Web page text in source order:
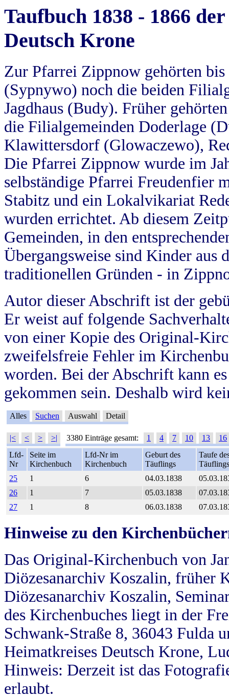
Taufbuch 1838 - 1866
Deutsch Krone
Zur Pfarrei Zippnow gehörten
(Sypnywo) noch die beiden
Jagdhaus (Budy). Früher
die Filialgemeinden Doderlage
Klawittersdorf (Glowaczewo),
Die Pfarrei Zippnow wurde im
selbständige Pfarrei Freudenfier
Stabitz und ein Lokalvikariat
wurden errichtet. Ab diesem
Gemeinden, in den
Übergangsweise sind Kinder aus
traditionellen Gründen - in
Autor dieser Abschrift ist der
Er weist auf folgende
von einer Kopie des Original-
zweifelsfreie Fehler im
worden. Bei der Abschrift kann
gekommen sein. Deshalb wird
Alles Suchen Auswahl Detail
|< < > >| 3380 Einträge gesamt: 1 4 7 10 13
16
Lfd-
Nr
Seite im
Kirchenbuch
Lfd-Nr im
Kirchenbuch
Geburt des
Täuflings
Taufe
Täuflings
25
1 6 04.03.1838
26
1 7 05.03.1838
27
1 8 06.03.1838
Hinweise zu den
Das Original-Kirchenbuch von
Diözesanarchiv Koszalin, früher
Diözesanarchiv Koszalin,
des Kirchenbuches liegt in der
Schwank-Straße 8, 36043 Fulda
Heimatkreises Deutsch Krone,
Hinweis: Derzeit ist das
erlaubt.